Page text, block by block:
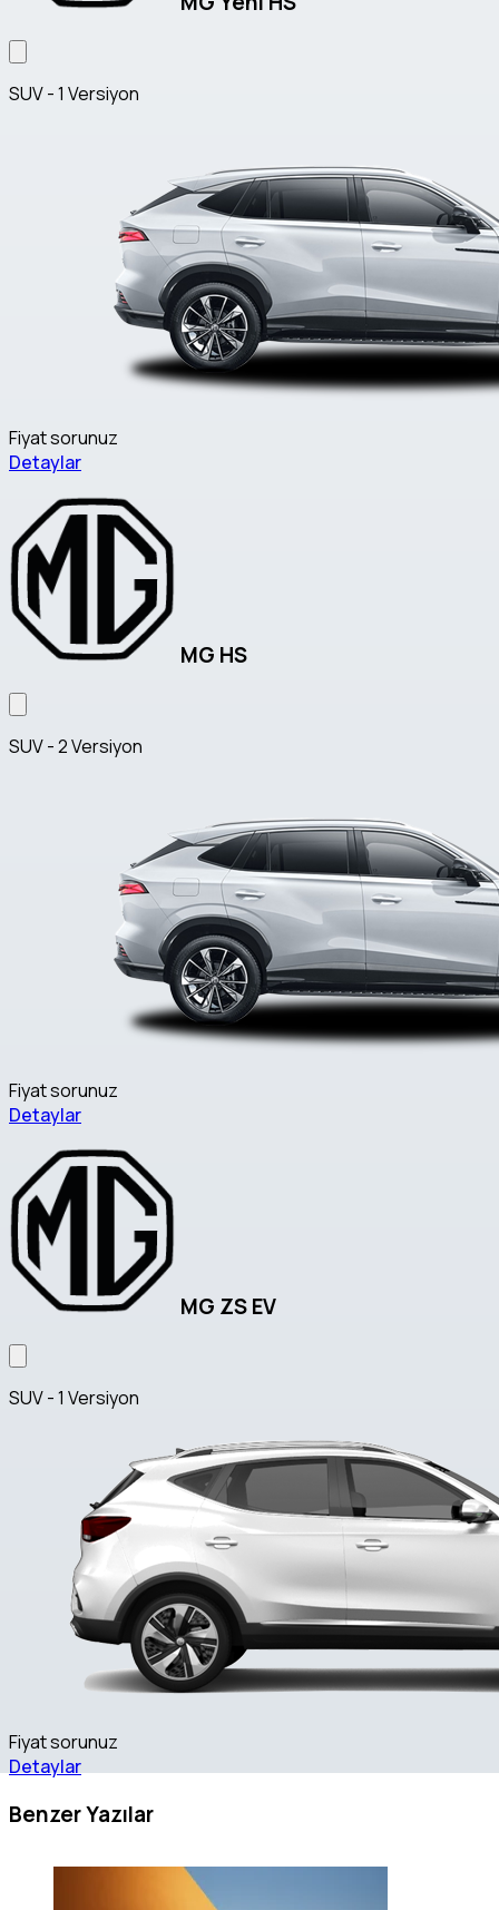
SUV - 1 Versiyon
Fiyat sorunuz
Detaylar
MG HS
SUV - 2 Versiyon
Fiyat sorunuz
Detaylar
MG ZS EV
SUV - 1 Versiyon
Fiyat sorunuz
Detaylar
Benzer Yazılar